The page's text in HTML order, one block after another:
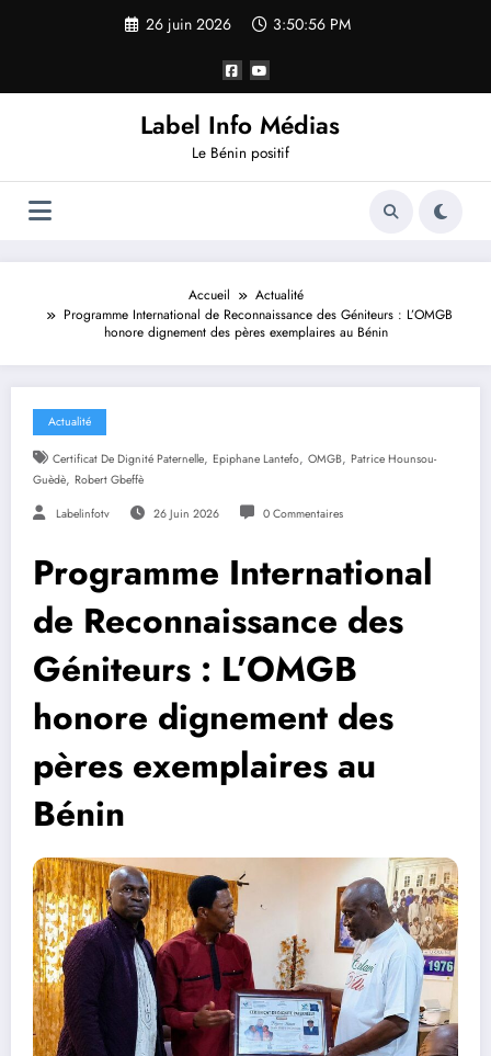
26 juin 2026 3:50:57 PM
Label Info Médias
Le Bénin positif
Accueil
Actualité
Programme International de Reconnaissance des Géniteurs : L’OMGB
honore dignement des pères exemplaires au Bénin
Actualité
Certificat De Dignité Paternelle, Epiphane Lantefo, OMGB, Patrice Hounsou-
Guèdè, Robert Gbeffè
Labelinfotv 26 Juin 2026 0 Commentaires
Programme International
de Reconnaissance des
Géniteurs : L’OMGB
honore dignement des
pères exemplaires au
Bénin